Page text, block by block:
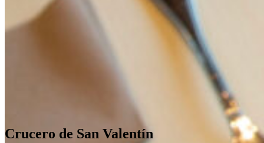
Crucero de San Valentín